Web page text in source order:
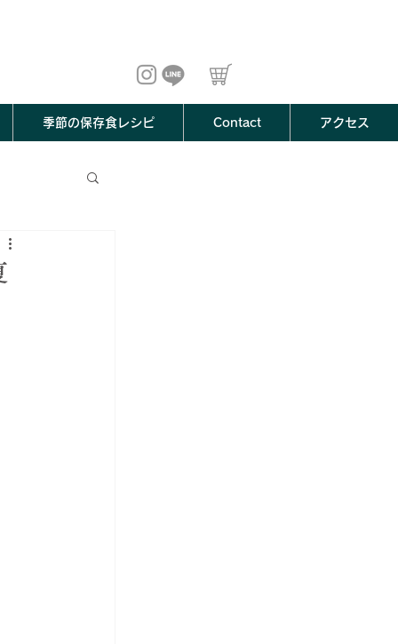
季節の保存食レシピ Contact アクセス